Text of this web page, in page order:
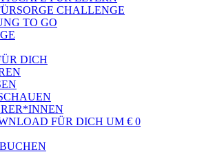
CHALLENGE
TO GO
DICH
FÜR DICH UM € 0